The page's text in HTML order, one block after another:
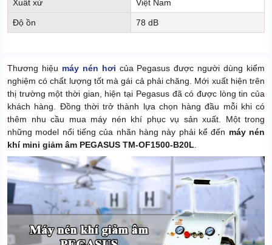
Xuất xứ Việt Nam
Độ ồn 78 dB
Thương hiệu máy nén hơi của Pegasus được người dùng kiểm
nghiệm có chất lượng tốt mà gái cả phải chăng. Mới xuất hiện trên
thị trường một thời gian, hiện tại Pegasus đã có được lòng tin của
khách hàng. Đồng thời trở thành lựa chọn hàng đầu mỗi khi có
thêm nhu cầu mua máy nén khí phục vụ sản xuất. Một trong
những model nổi tiếng của nhãn hàng này phải kể đến máy nén
khí mini giảm âm PEGASUS TM-OF1500-B20L